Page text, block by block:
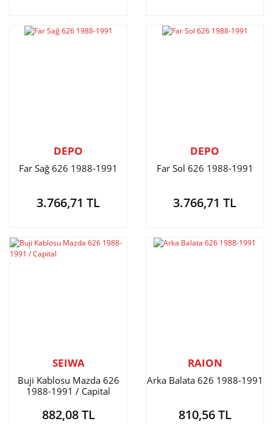
DEPO
Far Sağ 626 1988-1991
3.766,71 TL
DEPO
Far Sol 626 1988-1991
3.766,71 TL
SEIWA
Buji Kablosu Mazda 626
1988-1991 / Capital
882,08 TL
RAION
Arka Balata 626 1988-1991
810,56 TL